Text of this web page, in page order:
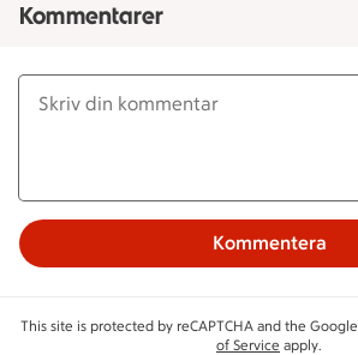
Kommentarer
Kommentera
This site is protected by reCAPTCHA and the Google
of Service apply.